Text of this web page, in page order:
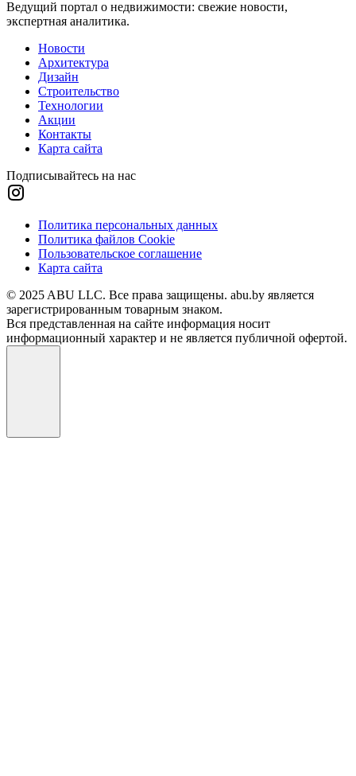
Ведущий портал о недвижимости: свежие новости,
экспертная аналитика.
Новости
Архитектура
Дизайн
Строительство
Технологии
Акции
Контакты
Карта сайта
Подписывайтесь на нас
Политика персональных данных
Политика файлов Cookie
Пользовательское соглашение
Карта сайта
© 2025 ABU LLC. Все права защищены. abu.by является
зарегистрированным товарным знаком.
Вся представленная на сайте информация носит
информационный характер и не является публичной офертой.